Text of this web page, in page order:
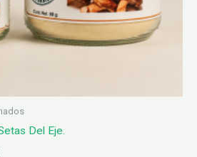
Del Eje.